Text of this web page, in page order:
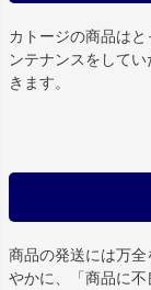
カトージの商品は
ンテナンスをして
きます。
商品の発送には万
やかに、「商品に